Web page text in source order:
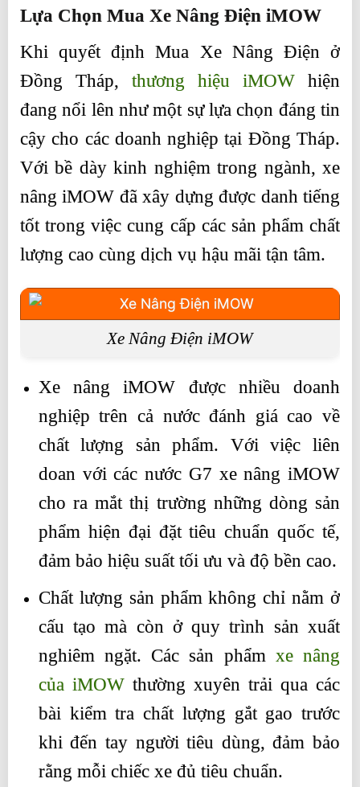
Lựa Chọn Mua Xe Nâng Điện iMOW
Khi quyết định Mua Xe Nâng Điện ở
Đồng Tháp, thương hiệu iMOW hiện
đang nổi lên như một sự lựa chọn đáng tin
cậy cho các doanh nghiệp tại Đồng Tháp.
Với bề dày kinh nghiệm trong ngành, xe
nâng iMOW đã xây dựng được danh tiếng
tốt trong việc cung cấp các sản phẩm chất
lượng cao cùng dịch vụ hậu mãi tận tâm.
Xe Nâng Điện iMOW
Xe nâng iMOW được nhiều doanh
nghiệp trên cả nước đánh giá cao về
chất lượng sản phẩm. Với việc liên
doan với các nước G7 xe nâng iMOW
cho ra mắt thị trường những dòng sản
phẩm hiện đại đặt tiêu chuẩn quốc tế,
đảm bảo hiệu suất tối ưu và độ bền cao.
Chất lượng sản phẩm không chỉ nằm ở
cấu tạo mà còn ở quy trình sản xuất
nghiêm ngặt. Các sản phẩm xe nâng
của iMOWthường xuyên trải qua các
bài kiểm tra chất lượng gắt gao trước
khi đến tay người tiêu dùng, đảm bảo
rằng mỗi chiếc xe đủ tiêu chuẩn.